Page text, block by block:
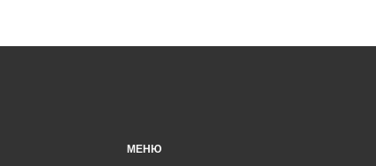
МЕНЮ